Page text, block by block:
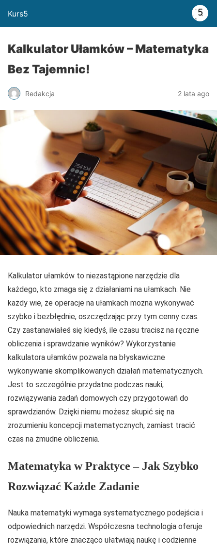
Kurs5
Kalkulator Ułamków – Matematyka
Bez Tajemnic!
Redakcja 2 lata ago
Kalkulator ułamków to niezastąpione narzędzie dla
każdego, kto zmaga się z działaniami na ułamkach. Nie
każdy wie, że operacje na ułamkach można wykonywać
szybko i bezbłędnie, oszczędzając przy tym cenny czas.
Czy zastanawiałeś się kiedyś, ile czasu tracisz na ręczne
obliczenia i sprawdzanie wyników? Wykorzystanie
kalkulatora ułamków pozwala na błyskawiczne
wykonywanie skomplikowanych działań matematycznych.
Jest to szczególnie przydatne podczas nauki,
rozwiązywania zadań domowych czy przygotowań do
sprawdzianów. Dzięki niemu możesz skupić się na
zrozumieniu koncepcji matematycznych, zamiast tracić
czas na żmudne obliczenia.
Matematyka w Praktyce – Jak Szybko
Rozwiązać Każde Zadanie
Nauka matematyki wymaga systematycznego podejścia i
odpowiednich narzędzi. Współczesna technologia oferuje
rozwiązania, które znacząco ułatwiają naukę i codzienne